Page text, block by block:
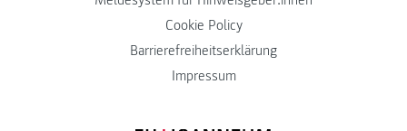
Cookie Policy
Barrierefreiheitserklärung
Impressum